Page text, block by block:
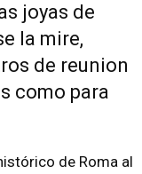
joyas de
la mire,
de reunion
como para
de Roma al